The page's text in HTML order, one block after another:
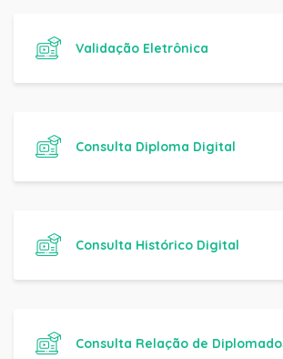
Validação Eletrônica
Consulta Diploma Digital
Consulta Histórico Digital
Consulta Relação de